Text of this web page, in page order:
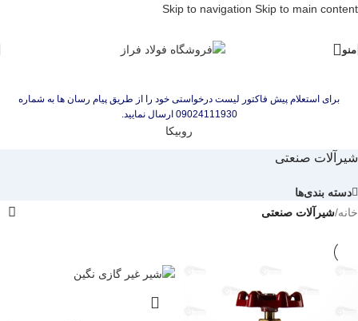
Skip to navigation Skip to main content
منو
برای استعلام پیش فاکتور لیست درخواستی خود را از طریق پیام رسان ها به شماره
09024111930 ارسال نمایید.
روبیکا
شیرآلات صنعتی
دسته بندی‌ها
خانه/شیرآلات صنعتی